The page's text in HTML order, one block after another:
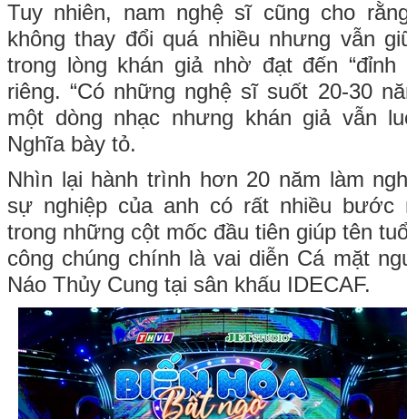
Tuy nhiên, nam nghệ sĩ cũng cho
không thay đổi quá nhiều nhưng vẫn
trong lòng khán giả nhờ đạt đến “đỉnh
riêng. “Có những nghệ sĩ suốt 20-30
một dòng nhạc nhưng khán giả vẫn
Nghĩa bày tỏ.
Nhìn lại hành trình hơn 20 năm làm
sự nghiệp của anh có rất nhiều bước
trong những cột mốc đầu tiên giúp tên
công chúng chính là vai diễn Cá mặt
Náo Thủy Cung tại sân khấu IDECAF.